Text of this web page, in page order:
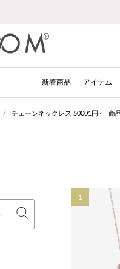
新着商品 アイテム
チェーンネックレス 50001円~ 商
1